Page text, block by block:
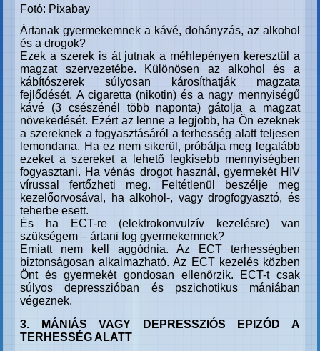
Fotó: Pixabay
Ártanak gyermekemnek a kávé, dohányzás, az alkohol
és a drogok?
Ezek a szerek is át jutnak a méhlepényen keresztül a
magzat szervezetébe. Különösen az alkohol és a
kábítószerek súlyosan károsíthatják magzata
fejlődését. A cigaretta (nikotin) és a nagy mennyiségű
kávé (3 csészénél több naponta) gátolja a magzat
növekedését. Ezért az lenne a legjobb, ha Ön ezeknek
a szereknek a fogyasztásáról a terhesség alatt teljesen
lemondana. Ha ez nem sikerül, próbálja meg legalább
ezeket a szereket a lehető legkisebb mennyiségben
fogyasztani. Ha vénás drogot használ, gyermekét HIV
vírussal fertőzheti meg. Feltétlenül beszélje meg
kezelőorvosával, ha alkohol-, vagy drogfogyasztó, és
teherbe esett.
És ha ECT-re (elektrokonvulzív kezelésre) van
szükségem – ártani fog gyermekemnek?
Emiatt nem kell aggódnia. Az ECT terhességben
biztonságosan alkalmazható. Az ECT kezelés közben
Önt és gyermekét gondosan ellenőrzik. ECT-t csak
súlyos depresszióban és pszichotikus mániában
végeznek.
3. MÁNIÁS VAGY DEPRESSZIÓS EPIZÓD A
TERHESSÉG ALATT